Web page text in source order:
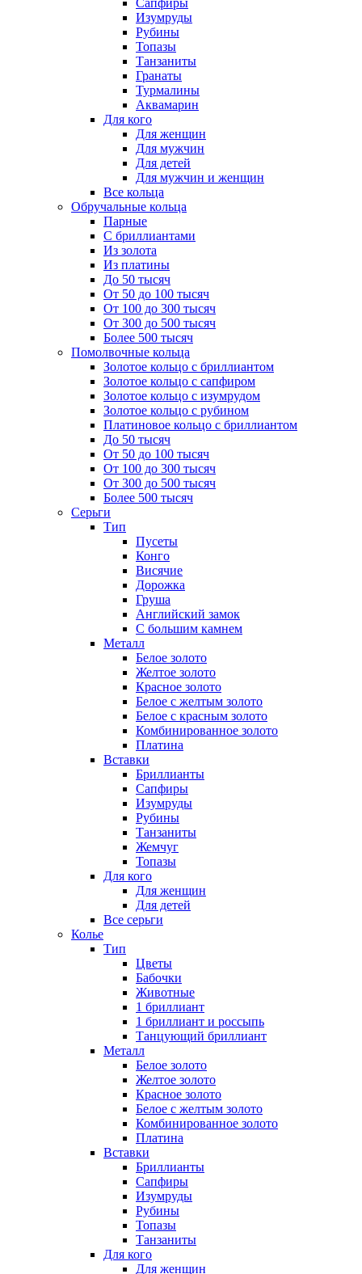
Сапфиры
Изумруды
Рубины
Топазы
Танзаниты
Гранаты
Турмалины
Аквамарин
Для кого
Для женщин
Для мужчин
Для детей
Для мужчин и женщин
Все кольца
Обручальные кольца
Парные
С бриллиантами
Из золота
Из платины
До 50 тысяч
От 50 до 100 тысяч
От 100 до 300 тысяч
От 300 до 500 тысяч
Более 500 тысяч
Помолвочные кольца
Золотое кольцо с бриллиантом
Золотое кольцо с сапфиром
Золотое кольцо с изумрудом
Золотое кольцо с рубином
Платиновое кольцо с бриллиантом
До 50 тысяч
От 50 до 100 тысяч
От 100 до 300 тысяч
От 300 до 500 тысяч
Более 500 тысяч
Серьги
Тип
Пусеты
Конго
Висячие
Дорожка
Груша
Английский замок
С большим камнем
Металл
Белое золото
Желтое золото
Красное золото
Белое с желтым золото
Белое с красным золото
Комбинированное золото
Платина
Вставки
Бриллианты
Сапфиры
Изумруды
Рубины
Танзаниты
Жемчуг
Топазы
Для кого
Для женщин
Для детей
Все серьги
Колье
Тип
Цветы
Бабочки
Животные
1 бриллиант
1 бриллиант и россыпь
Танцующий бриллиант
Металл
Белое золото
Желтое золото
Красное золото
Белое с желтым золото
Комбинированное золото
Платина
Вставки
Бриллианты
Сапфиры
Изумруды
Рубины
Топазы
Танзаниты
Для кого
Для женщин